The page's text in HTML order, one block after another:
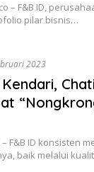
– F&B ID,
pilar bisnis…
2023
F&B ID konsisten
baik melalui